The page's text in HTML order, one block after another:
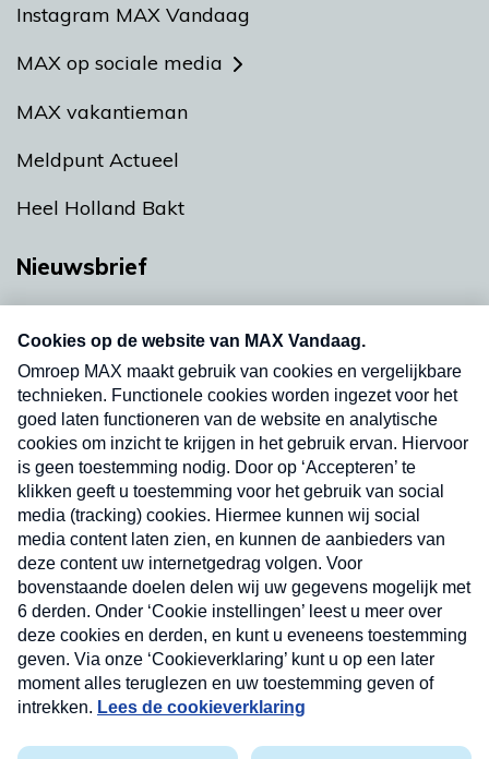
Instagram MAX Vandaag
MAX op sociale media
MAX vakantieman
Meldpunt Actueel
Heel Holland Bakt
Nieuwsbrief
nieuwsbrief. Elke vrijdag- en dinsdagochtend in
uw mailbox.
Verzend
Nieuwsbrief
Neem hier een gratis abonnement op onze
nieuwsbrief. Elke vrijdag- en dinsdagochtend in uw